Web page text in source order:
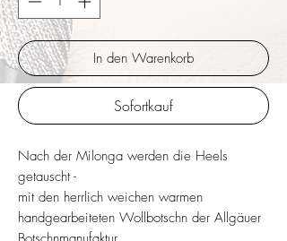
In den Warenkorb
Sofortkauf
Nach der Milonga werden die Heels
getauscht -
mit den herrlich weichen warmen
handgearbeiteten Wollbotschn der Allgäuer